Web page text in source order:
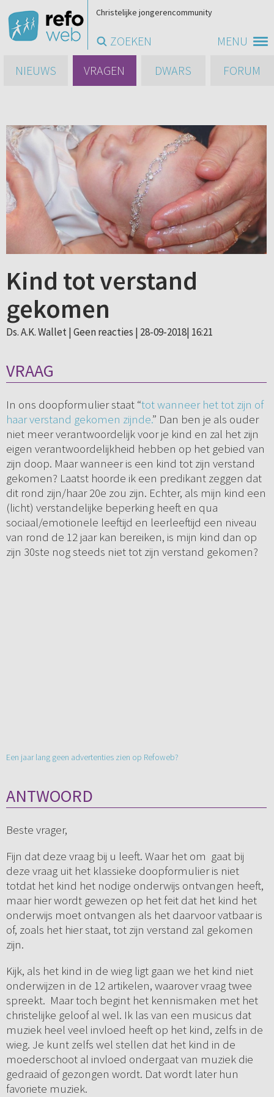
MENU
Christelijke jongerencommunity
ZOEKEN
NIEUWS
VRAGEN DWARS FORUM
Kind tot verstand
gekomen
Ds. A.K. Wallet | Geen reacties | 28-09-2018| 16:21
VRAAG
In ons doopformulier staat “tot wanneer het tot zijn of
haar verstand gekomen zijnde.” Dan ben je als ouder
niet meer verantwoordelijk voor je kind en zal het zijn
eigen verantwoordelijkheid hebben op het gebied van
zijn doop. Maar wanneer is een kind tot zijn verstand
gekomen? Laatst hoorde ik een predikant zeggen dat
dit rond zijn/haar 20e zou zijn. Echter, als mijn kind een
(licht) verstandelijke beperking heeft en qua
sociaal/emotionele leeftijd en leerleeftijd een niveau
van rond de 12 jaar kan bereiken, is mijn kind dan op
zijn 30ste nog steeds niet tot zijn verstand gekomen?
Een jaar lang geen advertenties zien op Refoweb?
ANTWOORD
Beste vrager,
Fijn dat deze vraag bij u leeft. Waar het om gaat bij
deze vraag uit het klassieke doopformulier is niet
totdat het kind het nodige onderwijs ontvangen heeft,
maar hier wordt gewezen op het feit dat het kind het
onderwijs moet ontvangen als het daarvoor vatbaar is
of, zoals het hier staat, tot zijn verstand zal gekomen
zijn.
Kijk, als het kind in de wieg ligt gaan we het kind niet
onderwijzen in de 12 artikelen, waarover vraag twee
spreekt. Maar toch begint het kennismaken met het
christelijke geloof al wel. Ik las van een musicus dat
muziek heel veel invloed heeft op het kind, zelfs in de
wieg. Je kunt zelfs wel stellen dat het kind in de
moederschoot al invloed ondergaat van muziek die
gedraaid of gezongen wordt. Dat wordt later hun
favoriete muziek.